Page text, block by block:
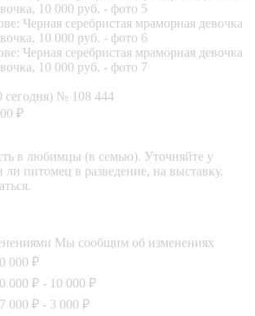
сегодня) № 108 444
₽
в любимцы (в семью). Уточняйте у
ли питомец в разведение, на выставку.
Мы сообщим об изменениях
000 ₽
000 ₽ - 10 000 ₽
000 ₽ - 3 000 ₽